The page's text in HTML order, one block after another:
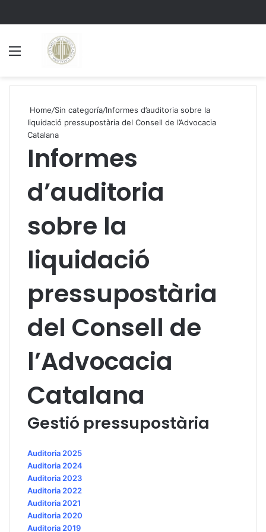
Home/Sin categoría/Informes d’auditoria sobre la
liquidació pressupostària del Consell de l’Advocacia
Catalana
Informes
d’auditoria
sobre la
liquidació
pressupostària
del Consell de
l’Advocacia
Catalana
Gestió pressupostària
Auditoria 2025
Auditoria 2024
Auditoria 2023
Auditoria 2022
Auditoria 2021
Auditoria 2020
Auditoria 2019